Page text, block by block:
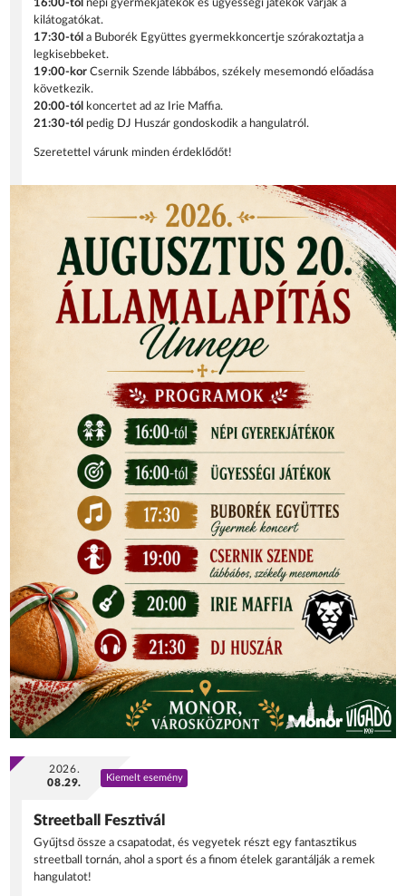
16:00-tól népi gyermekjátékok és ügyességi játékok várják a
kilátogatókat.
17:30-tól a Buborék Együttes gyermekkoncertje szórakoztatja a
legkisebbeket.
19:00-korCsernik Szende lábbábos, székely mesemondó előadása
következik.
20:00-tól
koncertet ad az Irie Maffia.
21:30-tól pedig DJ Huszár gondoskodik a hangulatról.
Szeretettel várunk minden érdeklődőt!
2026.
08.29.
Kiemelt esemény
Streetball Fesztivál
Gyűjtsd össze a csapatodat, és vegyetek részt egy fantasztikus
streetball tornán, ahol a sport és a finom ételek garantálják a remek
hangulatot!